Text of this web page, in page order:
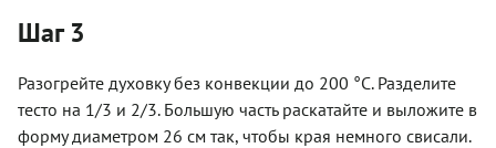
Шаг 3
Разогрейте духовку без конвекции до 200 °С. Разделите
тесто на 1/3 и 2/3. Большую часть раскатайте и выложите в
форму диаметром 26 см так, чтобы края немного свисали.